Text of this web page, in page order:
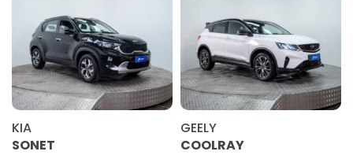
KIA
SONET
GEELY
COOLRAY